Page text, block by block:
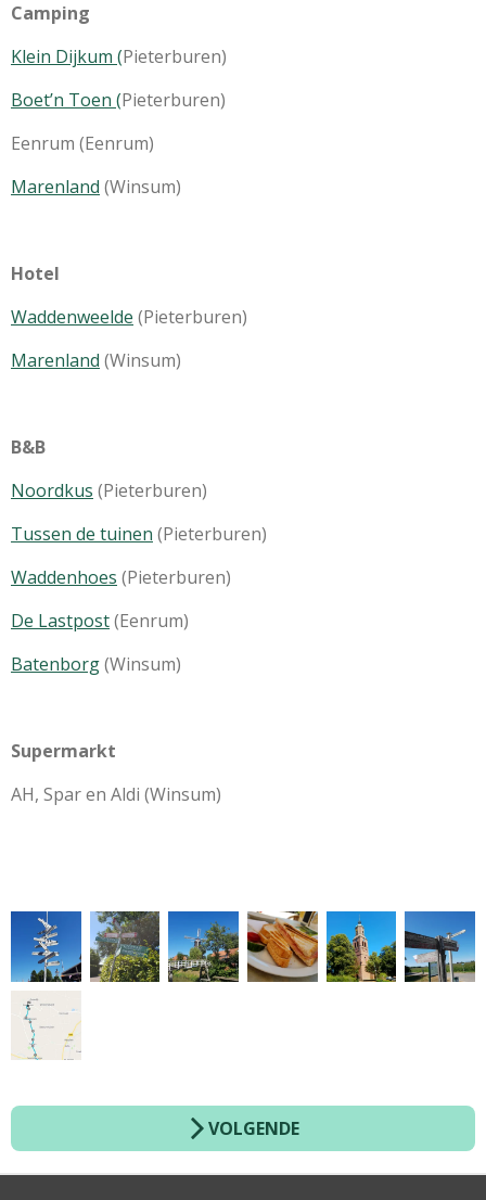
Camping
Klein Dijkum (Pieterburen)
Boet’n Toen (Pieterburen)
Eenrum (Eenrum)
Marenland (Winsum)
Hotel
Waddenweelde (Pieterburen)
Marenland (Winsum)
B&B
Noordkus (Pieterburen)
Tussen de tuinen (Pieterburen)
Waddenhoes (Pieterburen)
De Lastpost(Eenrum)
Batenborg(Winsum)
Supermarkt
AH, Spar en Aldi (Winsum)
VOLGENDE